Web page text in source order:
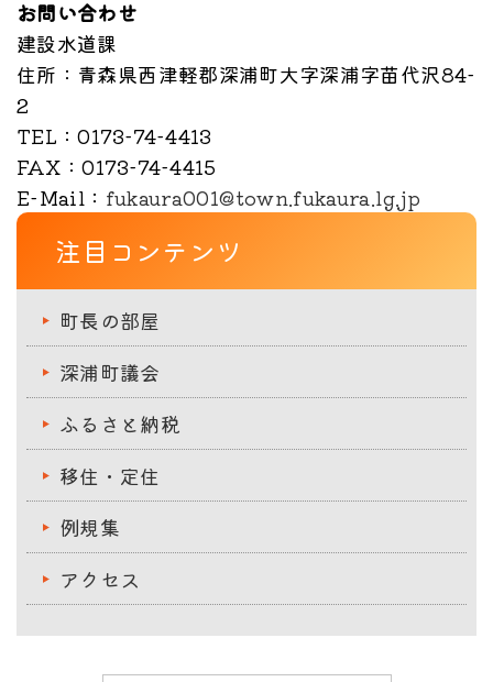
お問い合わせ
建設水道課
住所 ：青森県西津軽郡深浦町大字深浦字苗代沢84-
2
TEL ：0173-74-4413
FAX ：0173-74-4415
E-Mail ： fukaura001@town.fukaura.lg.jp
注目コンテンツ
町長の部屋
深浦町議会
ふるさと納税
移住・定住
例規集
アクセス